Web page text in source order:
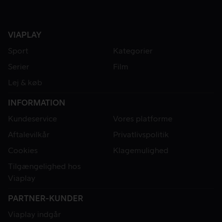
VIAPLAY
Sport
Kategorier
Serier
Film
Lej & køb
INFORMATION
Kundeservice
Vores platforme
Aftalevilkår
Privatlivspolitik
Cookies
Klagemulighed
Tilgængelighed hos
Viaplay
PARTNER-KUNDER
Viaplay indgår